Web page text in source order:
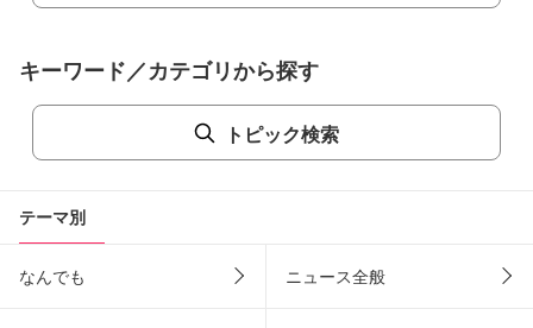
キーワード／カテゴリから探す
トピック検索
テーマ別
なんでも ニュース全般